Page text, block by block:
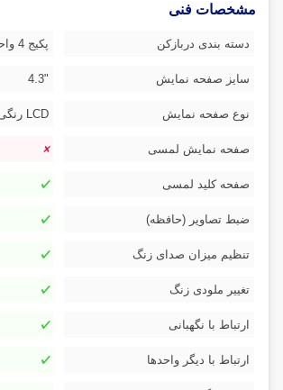
مشخصات فنی
دسته بندی دربازکن پکیج 4 واحدی
سایز صفحه نمایش "4.3
نوع صفحه نمایش LCD رنگی
صفحه نمایش لمسی
صفحه کلید لمسی
ضبط تصاویر (حافظه)
تنظیم میزان صدای زنگ
تغییر ملودی زنگ
ارتباط با نگهبانی
ارتباط با دیگر واحدها